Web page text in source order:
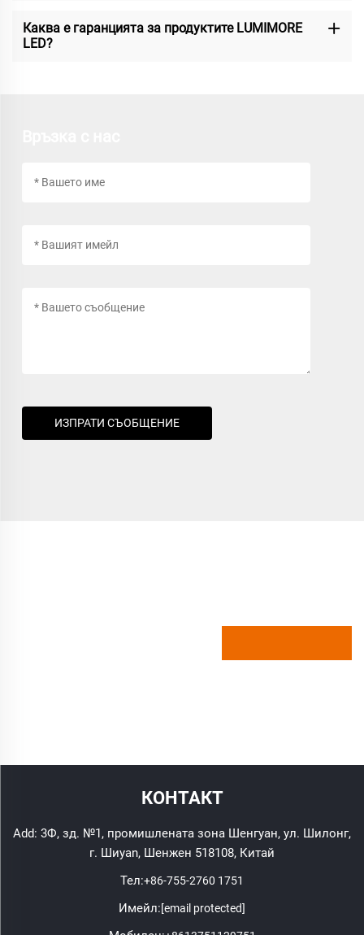
Каква е гаранцията за продуктите LUMIMORE
LED?
ИЗПРАТИ СЪОБЩЕНИЕ
КОНТАКТ
Add: 3Ф, зд. №1, промишлената зона Шенгуан, ул. Шилонг,
г. Шиyan, Шенжен 518108, Китай
Тел:+86-755-2760 1751
Имейл:[email protected]